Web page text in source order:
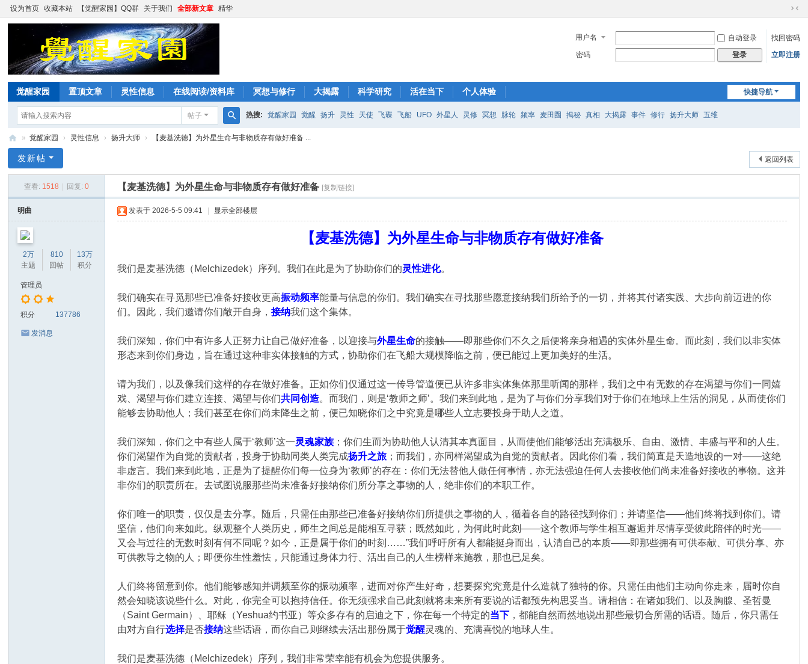
设为首页 收藏本站 【觉醒家园】QQ群 关于我们 全部新文章 精华
切
到
窄
用户名 自动登录
找回密码
密码
登录 立即注册
快捷导航
觉醒家园 置顶文章 灵性信息 在线阅读/资料库 冥想与修行 大揭露 科学研究 活在当下 个人体验
帖子
搜
热搜: 觉醒家园 觉醒 扬升 灵性 天使 飞碟 飞船 UFO 外星人 灵修 冥想 脉轮 频率 麦田圈 揭秘 真相 大揭露 事件 修行 扬升大师 五维
醒
园
» 觉醒家园 › 灵性信息 › 扬升大师 › 【麦基洗德】为外星生命与非物质存有做好准备 ...
返回列表
发新帖
查看: 1518 回复: 0 【麦基洗德】为外星生命与非物质存有做好准备 [复制链接]
明曲
2万
主题
810
回帖
13万
积分
管理员
积分 137786
发消息
发表于 2026-5-5 09:41 显示全部楼层
【麦基洗德】为外星生命与非物质存有做好准备
我们是麦基洗德（Melchizedek）序列。我们在此是为了协助你们的灵性进化。
我们确实在寻觅那些已准备好接收更高振动频率能量与信息的你们。我们确实在寻找那些愿意接纳我们所给予的一切，并将其付诸实践、大步向前迈进的你
们。因此，我们邀请你们敞开自身，接纳我们这个集体。
我们深知，你们中有许多人正努力让自己做好准备，以迎接与外星生命的接触——即那些你们不久之后便将亲身相遇的实体外星生命。而此刻，我们以非实体
形态来到你们身边，旨在通过这种非实体接触的方式，协助你们在飞船大规模降临之前，便已能过上更加美好的生活。
请为我们，以及像我们这样的存在做好准备。正如你们仅通过这一传导管道便已从许多非实体集体那里听闻的那样，我们之中有无数的存在渴望与你们一同嬉
戏、渴望与你们建立连接、渴望与你们共同创造。而我们，则是‘教师之师’。我们来到此地，是为了与你们分享我们对于你们在地球上生活的洞见，从而使你们
能够去协助他人；我们甚至在你们尚未降生之前，便已知晓你们之中究竟是哪些人立志要投身于助人之道。
我们深知，你们之中有些人属于‘教师’这一灵魂家族 ；你们生而为协助他人认清其本真面目，从而使他们能够活出充满极乐、自由、激情、丰盛与平和的人生。
你们渴望作为自觉的贡献者，投身于协助同类人类完成扬升之旅 ；而我们，亦同样渴望成为自觉的贡献者。因此你们看，我们简直是天造地设的一对——这绝
非虚言。我们来到此地，正是为了提醒你们每一位身为‘教师’的存在：你们无法替他人做任何事情，亦无法强迫任何人去接收他们尚未准备好接收的事物。这并
非你们的职责所在。去试图说服那些尚未准备好接纳你们所分享之事物的人，绝非你们的本职工作。
你们唯一的职责，仅仅是去分享。随后，只需任由那些已准备好接纳你们所提供之事物的人，循着各自的路径找到你们；并请坚信——他们终将找到你们。请
坚信，他们向来如此。纵观整个人类历史，师生之间总是能相互寻获；既然如此，为何此时此刻——这个教师与学生相互邂逅并尽情享受彼此陪伴的时光——
又会与过往的无数时刻有何不同呢？如今，正是属于你们的时刻……”我们呼吁所有人都能挺身而出，认清自己的本质——即那些拥有可供奉献、可供分享、亦
可供教导之物的人；即便你生性羞怯，只能通过身体力行、活出自己的人生榜样来施教，那也已足矣。
人们终将留意到你。他们能够感知并调频至你的振动频率，进而对你产生好奇，想要探究究竟是什么造就了独特的你。只需任由他们主动向你走来，届时你自
然会知晓该说些什么。对此，你完全可以抱持信任。你无须强求自己此刻就将未来所有要说的话都预先构思妥当。请相信：在诸如我们、以及胸腺、圣哲曼
（Saint Germain）、耶稣（Yeshua约书亚）等众多存有的启迪之下，你在每一个特定的当下 ，都能自然而然地说出那些最切合所需的话语。随后，你只需任
由对方自行选择是否接纳这些话语，而你自己则继续去活出那份属于觉醒灵魂的、充满喜悦的地球人生。
我们是麦基洗德（Melchizedek）序列，我们非常荣幸能有机会为您提供服务。